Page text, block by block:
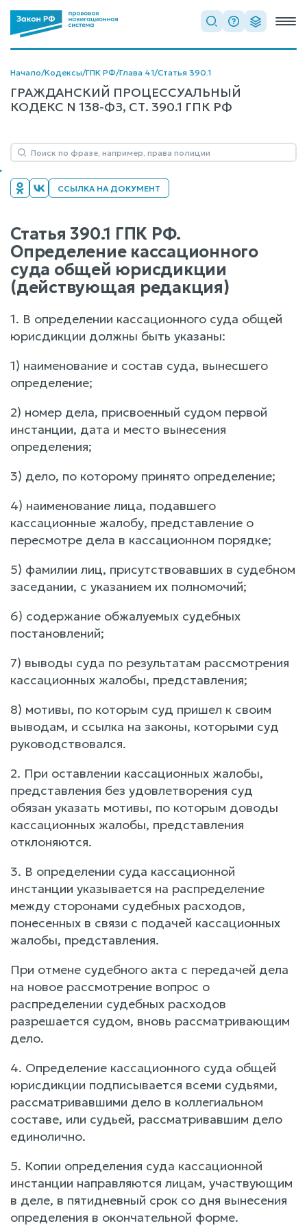
Начало/Кодексы/ГПК РФ/Глава 41/Статья 390.1
ГРАЖДАНСКИЙ ПРОЦЕССУАЛЬНЫЙ
КОДЕКС N 138-ФЗ, СТ. 390.1 ГПК РФ
ССЫЛКА НА ДОКУМЕНТ
Статья 390.1 ГПК РФ.
Определение кассационного
суда общей юрисдикции
(действующая редакция)
1. В определении кассационного суда общей
юрисдикции должны быть указаны:
1) наименование и состав суда, вынесшего
определение;
2) номер дела, присвоенный судом первой
инстанции, дата и место вынесения
определения;
3) дело, по которому принято определение;
4) наименование лица, подавшего
кассационные жалобу, представление о
пересмотре дела в кассационном порядке;
5) фамилии лиц, присутствовавших в судебном
заседании, с указанием их полномочий;
6) содержание обжалуемых судебных
постановлений;
7) выводы суда по результатам рассмотрения
кассационных жалобы, представления;
8) мотивы, по которым суд пришел к своим
выводам, и ссылка на законы, которыми суд
руководствовался.
2. При оставлении кассационных жалобы,
представления без удовлетворения суд
обязан указать мотивы, по которым доводы
кассационных жалобы, представления
отклоняются.
3. В определении суда кассационной
инстанции указывается на распределение
между сторонами судебных расходов,
понесенных в связи с подачей кассационных
жалобы, представления.
При отмене судебного акта с передачей дела
на новое рассмотрение вопрос о
распределении судебных расходов
разрешается судом, вновь рассматривающим
дело.
4. Определение кассационного суда общей
юрисдикции подписывается всеми судьями,
рассматривавшими дело в коллегиальном
составе, или судьей, рассматривавшим дело
единолично.
5. Копии определения суда кассационной
инстанции направляются лицам, участвующим
в деле, в пятидневный срок со дня вынесения
определения в окончательной форме.